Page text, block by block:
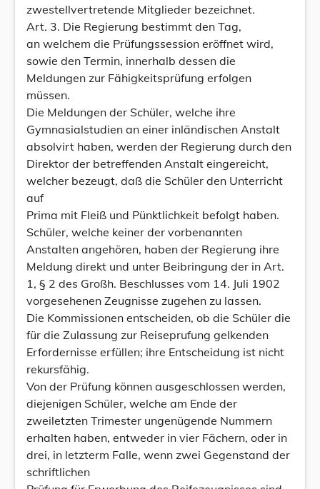
zwestellvertretende Mitglieder bezeichnet.
Art. 3. Die Regierung bestimmt den Tag,
an welchem die Prüfungssession eröffnet wird,
sowie den Termin, innerhalb dessen die
Meldungen zur Fähigkeitsprüfung erfolgen
müssen.
Die Meldungen der Schüler, welche ihre
Gymnasialstudien an einer inländischen Anstalt
absolvirt haben, werden der Regierung durch den
Direktor der betreffenden Anstalt eingereicht,
welcher bezeugt, daß die Schüler den Unterricht
auf
Prima mit Fleiß und Pünktlichkeit befolgt haben.
Schüler, welche keiner der vorbenannten
Anstalten angehören, haben der Regierung ihre
Meldung direkt und unter Beibringung der in Art.
1, § 2 des Großh. Beschlusses vom 14. Juli 1902
vorgesehenen Zeugnisse zugehen zu lassen.
Die Kommissionen entscheiden, ob die Schüler die
für die Zulassung zur Reiseprufung gelkenden
Erfordernisse erfüllen; ihre Entscheidung ist nicht
rekursfähig.
Von der Prüfung können ausgeschlossen werden,
diejenigen Schüler, welche am Ende der
zweiletzten Trimester ungenügende Nummern
erhalten haben, entweder in vier Fächern, oder in
drei, in letzterm Falle, wenn zwei Gegenstand der
schriftlichen